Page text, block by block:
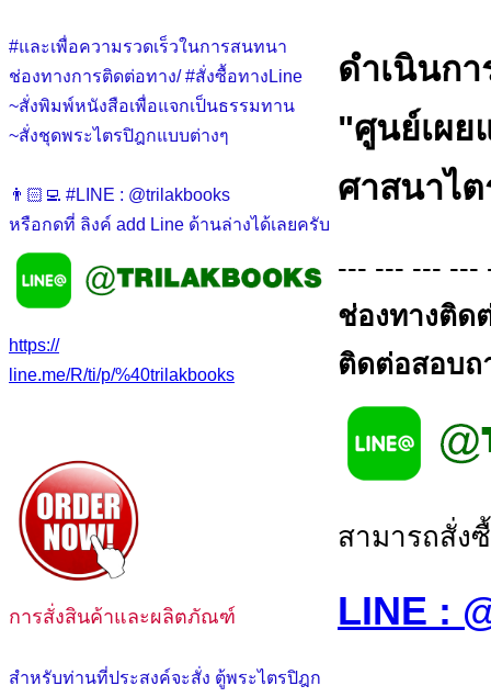
#และเพื่อความรวดเร็วในการสนทนา
ช่องทางการติดต่อทาง/ #สั่งซื้อทางLine
~สั่งพิมพ์หนังสือเพื่อแจกเป็นธรรมทาน
~สั่งชุดพระไตรปิฎกแบบต่างๆ
👨🏻‍💻 #LINE : @trilakbooks
หรือกดที่ ลิงค์ add Line ด้านล่างได้เลยครับ
https://
line.me/R/ti/p/%40trilakbooks
การสั่งสินค้าและผลิตภัณฑ์
สำหรับท่านที่ประสงค์จะสั่ง ตู้พระไตรปิฎก
ดำเนินก
"ศูนย์เผย
ศาสนาไ
--- --- --- ---
ช่องทางติด
ติดต่อสอบถ
สามารถสั่ง
LINE :